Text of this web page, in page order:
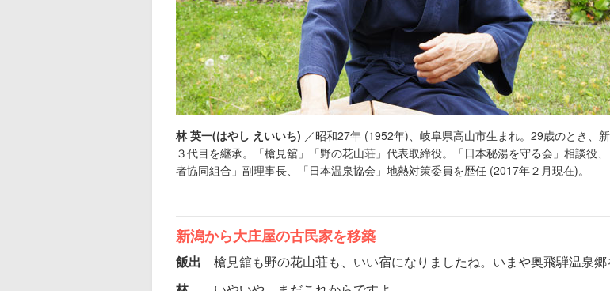
林 英一(はやし えいいち) ／昭和27年 (1952年)、岐阜県高山市生まれ。29歳のとき、
３代目を継承。「槍見舘」「野の花山荘」代表取締役。「日本秘湯を守る会」相談役
者協同組合」副理事長、「日本温泉協会」地熱対策委員を歴任 (2017年２月現在)。
新潟から大庄屋の古民家を移築
飯出 槍見舘も野の花山荘も、いい宿になりましたね。いまや奥飛騨温泉郷